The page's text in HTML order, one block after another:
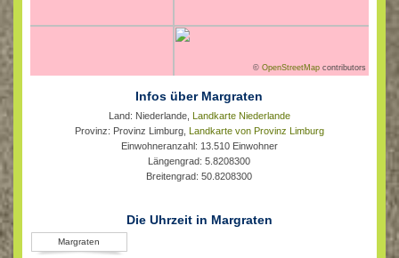
©OpenStreetMap contributors
Infos über Margraten
Land: Niederlande, Landkarte Niederlande
Provinz: Provinz Limburg, Landkarte von Provinz Limburg
Einwohneranzahl: 13.510 Einwohner
Längengrad: 5.8208300
Breitengrad: 50.8208300
Die Uhrzeit in Margraten
Margraten